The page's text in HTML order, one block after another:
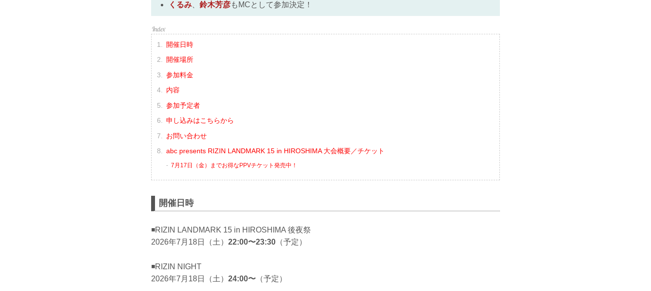
くるみ
鈴木芳彦もMCとして参加決定！
開催日時
開催場所
参加料金
内容
参加予定者
申し込みはこちらから
お問い合わせ
abc presents RIZIN LANDMARK 15 in HIROSHIMA 大会概要／チケット
7月17日（金）までお得なPPVチケット発売中！
開催日時
◾️RIZIN LANDMARK 15 in HIROSHIMA 後夜祭
2026年7月18日（土） 22:00〜23:30 （予定）
◾️RIZIN NIGHT
2026年7月18日（土） 24:00〜 （予定）